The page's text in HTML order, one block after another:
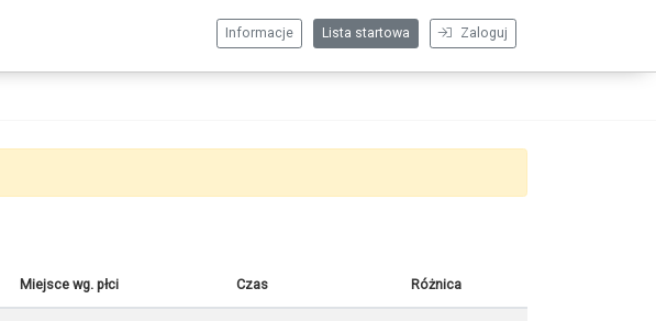
Zaloguj
Lista startowa
Informacje
Miejsce wg. płci Czas Różnica